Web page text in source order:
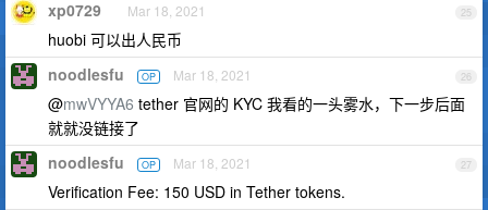
25
xp0729 Mar 18, 2021
huobi 可以出人民币
26
noodlesfu OP Mar 18, 2021
@mwVYYA6 tether 官网的 KYC 我看的一头雾水，下一步后面
就就没链接了
27
noodlesfu OP Mar 18, 2021
Verification Fee: 150 USD in Tether tokens.